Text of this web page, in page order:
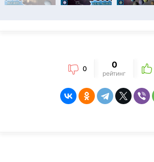
0 0
рейтинг